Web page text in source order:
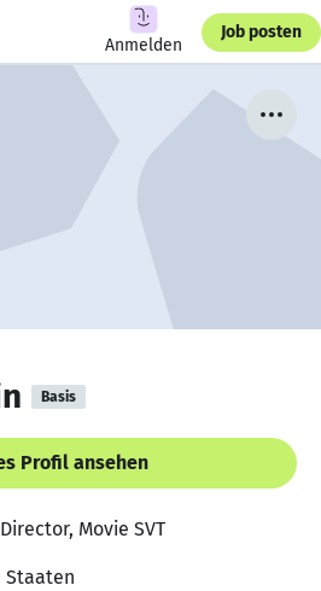
Anmelden
Job posten
Basis
Profil ansehen
Movie SVT
Staaten